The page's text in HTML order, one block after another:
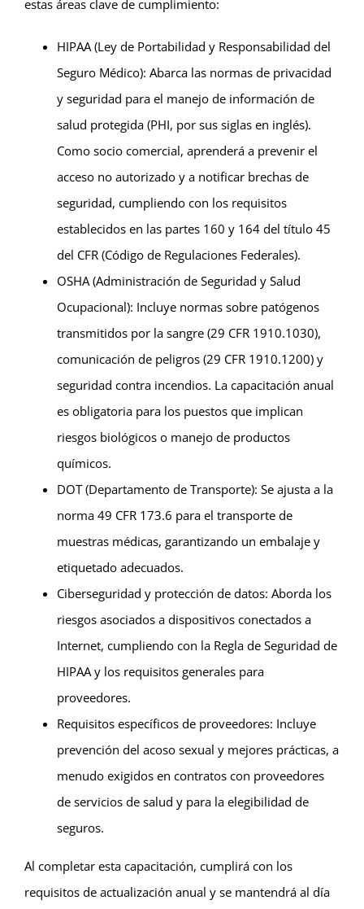
estas áreas clave de cumplimiento:
HIPAA (Ley de Portabilidad y Responsabilidad del
Seguro Médico): Abarca las normas de privacidad
y seguridad para el manejo de información de
salud protegida (PHI, por sus siglas en inglés).
Como socio comercial, aprenderá a prevenir el
acceso no autorizado y a notificar brechas de
seguridad, cumpliendo con los requisitos
establecidos en las partes 160 y 164 del título 45
del CFR (Código de Regulaciones Federales).
OSHA (Administración de Seguridad y Salud
Ocupacional): Incluye normas sobre patógenos
transmitidos por la sangre (29 CFR 1910.1030),
comunicación de peligros (29 CFR 1910.1200) y
seguridad contra incendios. La capacitación anual
es obligatoria para los puestos que implican
riesgos biológicos o manejo de productos
químicos.
DOT (Departamento de Transporte): Se ajusta a la
norma 49 CFR 173.6 para el transporte de
muestras médicas, garantizando un embalaje y
etiquetado adecuados.
Ciberseguridad y protección de datos: Aborda los
riesgos asociados a dispositivos conectados a
Internet, cumpliendo con la Regla de Seguridad de
HIPAA y los requisitos generales para
proveedores.
Requisitos específicos de proveedores: Incluye
prevención del acoso sexual y mejores prácticas, a
menudo exigidos en contratos con proveedores
de servicios de salud y para la elegibilidad de
seguros.
Al completar esta capacitación, cumplirá con los
requisitos de actualización anual y se mantendrá al día